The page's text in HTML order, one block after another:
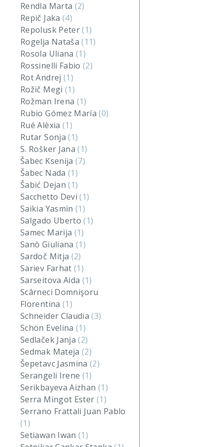
Rendla Marta (2)
Repič Jaka (4)
Repolusk Peter(1)
Rogelja Nataša(11)
Rosola Uliana(1)
Rossinelli Fabio(2)
Rot Andrej (1)
Rožič Megi (1)
Rožman Irena (1)
Rubio Gómez María(0)
Rué Alèxia (1)
Rutar Sonja(1)
S. Rošker Jana(1)
Šabec Ksenija(7)
Šabec Nada (1)
Šabić Dejan(1)
Sacchetto Devi(1)
Saikia Yasmin(1)
Salgado Uberto(1)
Samec Marija (1)
Sanò Giuliana(1)
Sardoč Mitja (2)
Sariev Farhat(1)
Sarseitova Aida (1)
Scârneci Domnişoru
Florentina (1)
Schneider Claudia(3)
Schön Evelina(1)
Sedlaček Janja(2)
Sedmak Mateja(2)
Šepetavc Jasmina(2)
Serangeli Irene (1)
Serikbayeva Aizhan (1)
Serra Mingot Ester (1)
Serrano Frattali Juan Pablo
(1)
Setiawan Iwan(1)